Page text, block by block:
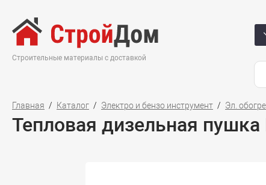
Строительные материалы с доставкой
Главная Каталог Электро и бензо инструмент Эл.
Тепловая дизельная